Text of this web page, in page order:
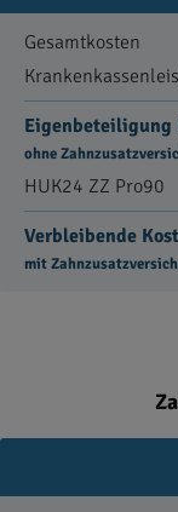
Gesamtkosten
Eigenbeteiligung
ohne
HUK24 ZZ Pro90
Verbleibende
mit